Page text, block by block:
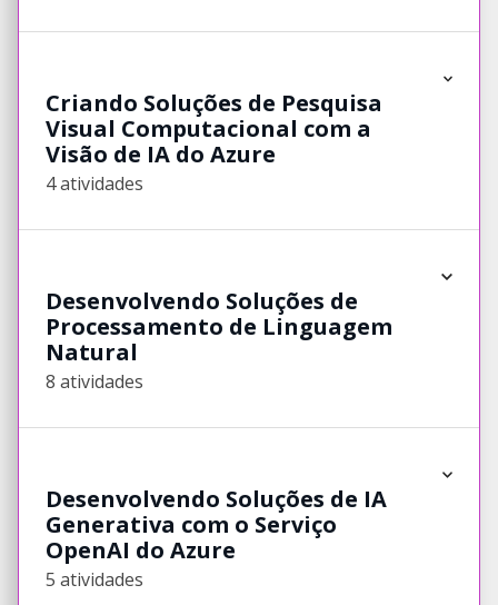
Criando Soluções de Pesquisa
Visual Computacional com a
Visão de IA do Azure
4 atividades
Desenvolvendo Soluções de
Processamento de Linguagem
Natural
8 atividades
Desenvolvendo Soluções de IA
Generativa com o Serviço
OpenAI do Azure
5 atividades